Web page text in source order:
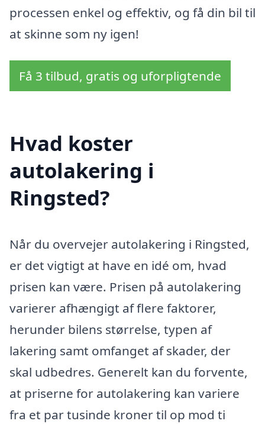
processen enkel og effektiv, og få din bil til
at skinne som ny igen!
Få 3 tilbud, gratis og uforpligtende
Hvad koster
autolakering i
Ringsted?
Når du overvejer autolakering i Ringsted,
er det vigtigt at have en idé om, hvad
prisen kan være. Prisen på autolakering
varierer afhængigt af flere faktorer,
herunder bilens størrelse, typen af
lakering samt omfanget af skader, der
skal udbedres. Generelt kan du forvente,
at priserne for autolakering kan variere
fra et par tusinde kroner til op mod ti